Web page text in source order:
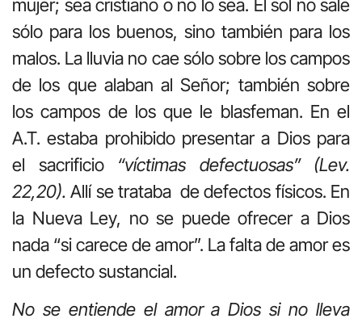
mujer; sea cristiano o no lo sea. El sol no sale
sólo para los buenos, sino también para los
malos. La lluvia no cae sólo sobre los campos
de los que alaban al Señor; también sobre
los campos de los que le blasfeman. En el
A.T. estaba prohibido presentar a Dios para
el sacrificio “víctimas defectuosas” (Lev.
22,20).Allí se trataba de defectos físicos. En
la Nueva Ley, no se puede ofrecer a Dios
nada “si carece de amor”. La falta de amor es
un defecto sustancial.
No se entiende el amor a Dios si no lleva